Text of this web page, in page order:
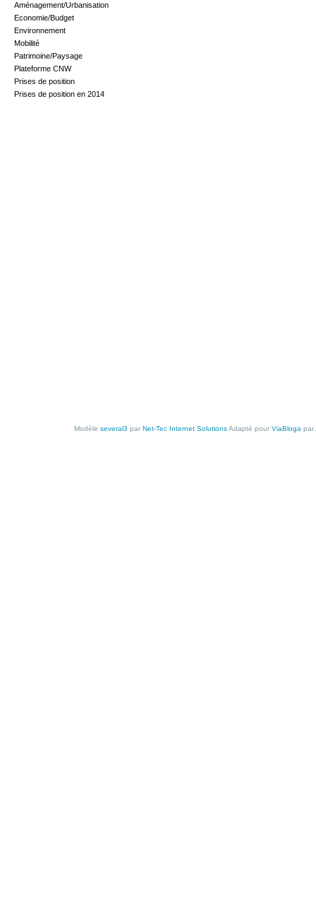
Aménagement/Urbanisation
Economie/Budget
Environnement
Mobilité
Patrimoine/Paysage
Plateforme CNW
Prises de position
Prises de position en 2014
Modèle several3 par Net-Tec Internet SolutionsAdapté pour ViaBloga par